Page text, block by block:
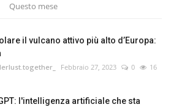
Questo mese
il vulcano attivo più alto d’Europa:
Febbraio 27, 2023 0 16
l'intelligenza artificiale che sta